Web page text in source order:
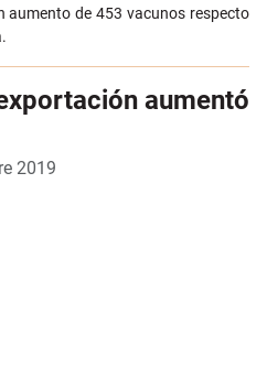
aumento de 453 vacunos respecto
aumentó
2019